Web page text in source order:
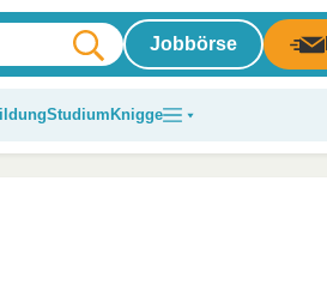
Jobbörse
Studium Knigge